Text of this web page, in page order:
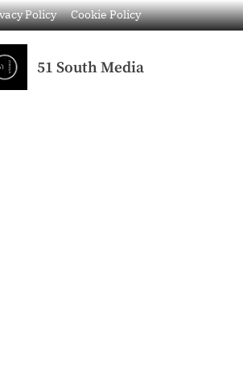
Policy Cookie Policy
51 South Media